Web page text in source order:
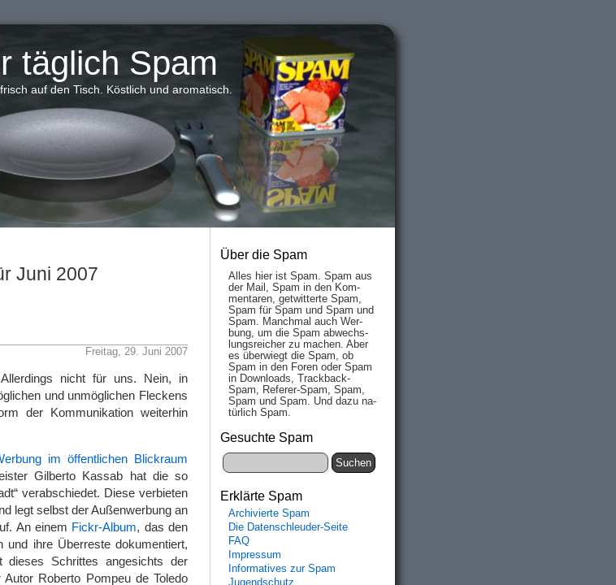
täglich Spam
auf den Tisch. Köstlich und aromatisch.
Juni 2007
Freitag, 29. Juni 2007
nicht für uns. Nein, in
und unmöglichen Fleckens
der Kommunikation weiterhin
im öffentlichen Blickraum
Gilberto Kassab hat die so
verabschiedet. Diese verbieten
legt selbst der Außenwerbung an
An einem Fickr-Album, das den
und ihre Überreste dokumentiert,
dieses Schrittes angesichts der
Autor Roberto Pompeu de Toledo
Über die Spam
Alles hier ist Spam. Spam aus
der Mail, Spam in den Kom­
men­taren, ge­twit­ter­te Spam,
Spam für Spam und Spam und
Spam. Manch­mal auch Wer­
bung, um die Spam ab­wechs­
lungs­reich­er zu mach­en. Aber
es über­wiegt die Spam, ob
Spam in den Fo­ren oder Spam
in Down­loads, Track­back-
Spam, Re­fe­rer-Spam, Spam,
Spam und Spam. Und da­zu na­
tür­lich Spam.
Gesuchte Spam
Erklärte Spam
Archivierte Spam
Die Datenschleuder-Seite
FAQ
Impressum
Informatives zur Spam
Jugendschutz